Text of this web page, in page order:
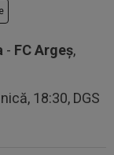
- FC Argeș,
18:30, DGS